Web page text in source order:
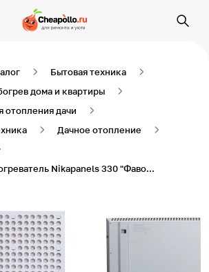
Бытовая техника
дома и квартиры
отопления дачи
Дачное отопление
Керамический обогреватель Nikapanels 330 "Фаворит" c защитным экраном Бежевый